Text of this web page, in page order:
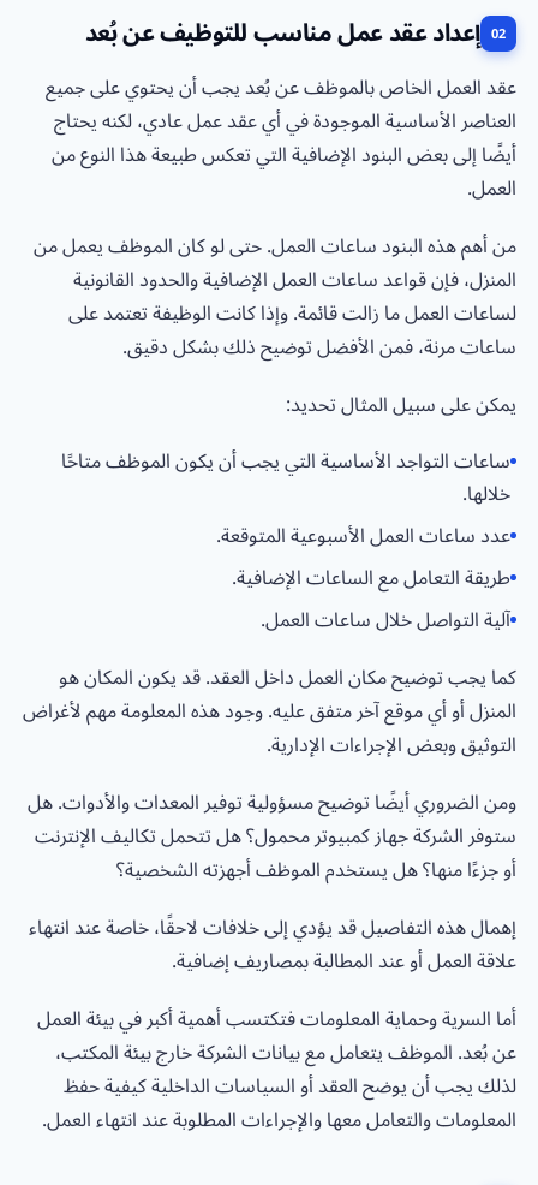
إعداد عقد عمل مناسب للتوظيف عن بُعد
عقد العمل الخاص بالموظف عن بُعد يجب أن يحتوي على جميع
العناصر الأساسية الموجودة في أي عقد عمل عادي، لكنه يحتاج
أيضًا إلى بعض البنود الإضافية التي تعكس طبيعة هذا النوع من
العمل.
من أهم هذه البنود ساعات العمل. حتى لو كان الموظف يعمل من
المنزل، فإن قواعد ساعات العمل الإضافية والحدود القانونية
لساعات العمل ما زالت قائمة. وإذا كانت الوظيفة تعتمد على
ساعات مرنة، فمن الأفضل توضيح ذلك بشكل دقيق.
يمكن على سبيل المثال تحديد:
ساعات التواجد الأساسية التي يجب أن يكون الموظف متاحًا
خلالها.
عدد ساعات العمل الأسبوعية المتوقعة.
طريقة التعامل مع الساعات الإضافية.
آلية التواصل خلال ساعات العمل.
كما يجب توضيح مكان العمل داخل العقد. قد يكون المكان هو
المنزل أو أي موقع آخر متفق عليه. وجود هذه المعلومة مهم لأغراض
التوثيق وبعض الإجراءات الإدارية.
ومن الضروري أيضًا توضيح مسؤولية توفير المعدات والأدوات. هل
ستوفر الشركة جهاز كمبيوتر محمول؟ هل تتحمل تكاليف الإنترنت
أو جزءًا منها؟ هل يستخدم الموظف أجهزته الشخصية؟
إهمال هذه التفاصيل قد يؤدي إلى خلافات لاحقًا، خاصة عند انتهاء
علاقة العمل أو عند المطالبة بمصاريف إضافية.
أما السرية وحماية المعلومات فتكتسب أهمية أكبر في بيئة العمل
عن بُعد. الموظف يتعامل مع بيانات الشركة خارج بيئة المكتب،
لذلك يجب أن يوضح العقد أو السياسات الداخلية كيفية حفظ
المعلومات والتعامل معها والإجراءات المطلوبة عند انتهاء العمل.